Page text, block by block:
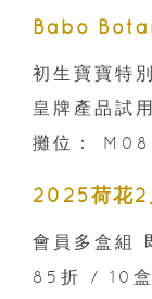
Babo
初生寶寶特
皇牌產品試
攤位：
2025荷花2
會員多盒組
85折 / 10